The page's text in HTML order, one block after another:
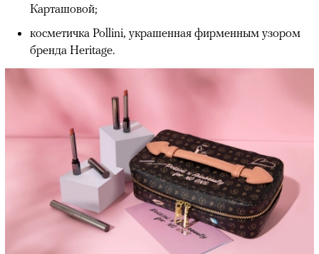
Карташовой;
косметичка Pollini, украшенная фирменным узором
бренда Heritage.